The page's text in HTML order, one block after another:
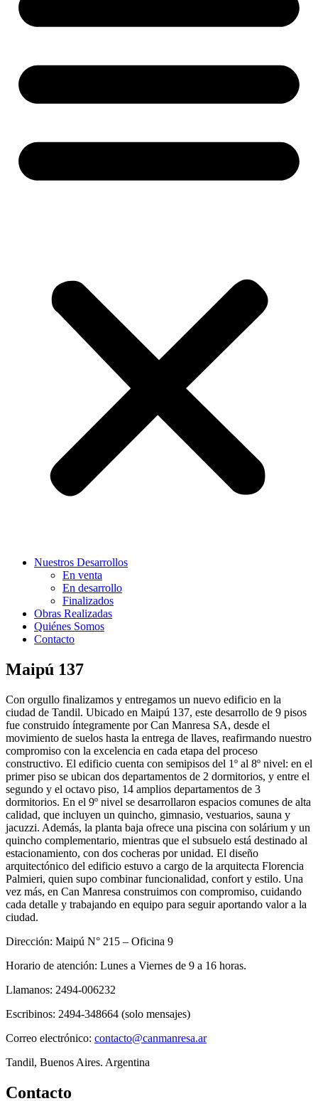
Nuestros Desarrollos
En venta
En desarrollo
Finalizados
Obras Realizadas
Quiénes Somos
Contacto
Maipú 137
Con orgullo finalizamos y entregamos un nuevo edificio en la
ciudad de Tandil. Ubicado en Maipú 137, este desarrollo de 9 pisos
fue construido íntegramente por Can Manresa SA, desde el
movimiento de suelos hasta la entrega de llaves, reafirmando nuestro
compromiso con la excelencia en cada etapa del proceso
constructivo. El edificio cuenta con semipisos del 1º al 8º nivel: en el
primer piso se ubican dos departamentos de 2 dormitorios, y entre el
segundo y el octavo piso, 14 amplios departamentos de 3
dormitorios. En el 9º nivel se desarrollaron espacios comunes de alta
calidad, que incluyen un quincho, gimnasio, vestuarios, sauna y
jacuzzi. Además, la planta baja ofrece una piscina con solárium y un
quincho complementario, mientras que el subsuelo está destinado al
estacionamiento, con dos cocheras por unidad. El diseño
arquitectónico del edificio estuvo a cargo de la arquitecta Florencia
Palmieri, quien supo combinar funcionalidad, confort y estilo. Una
vez más, en Can Manresa construimos con compromiso, cuidando
cada detalle y trabajando en equipo para seguir aportando valor a la
ciudad.
Dirección: Maipú N° 215 – Oficina 9
Horario de atención: Lunes a Viernes de 9 a 16 horas.
Llamanos: 2494-006232
Escribinos: 2494-348664 (solo mensajes)
Correo electrónico: contacto@canmanresa.ar
Tandil, Buenos Aires. Argentina
Contacto